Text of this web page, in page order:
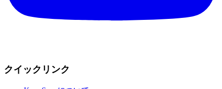
クイックリンク